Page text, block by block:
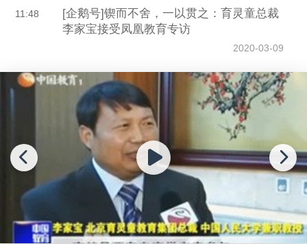
11:48
[企鹅号]锲而不舍，一以贯之：育灵童总裁
李家宝接受凤凰教育专访
2020-03-09